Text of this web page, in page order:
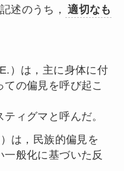
述のうち，
適切なも
）は，主に身体に付
の偏見を呼び起こ
ィグマと呼んだ。
は，民族的偏見を
一般化に基づいた反